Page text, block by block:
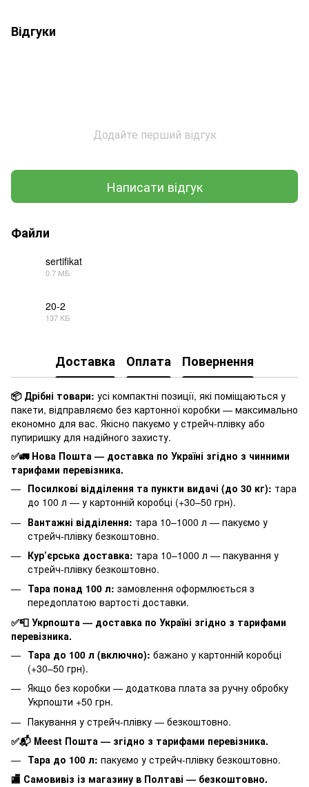
Відгуки
Додайте перший відгук
Написати відгук
Файли
sertifikat
0.7 МБ
20-2
137 КБ
Доставка Оплата Повернення
📦 Дрібні товари: усі компактні позиції, які поміщаються у
пакети, відправляємо без картонної коробки — максимально
економно для вас. Якісно пакуємо у стрейч-плівку або
пупиришку для надійного захисту.
✅🚛 Нова Пошта — доставка по Україні згідно з чинними
тарифами перевізника.
Посилкові відділення та пункти видачі (до 30 кг): тара
до 100 л — у картонній коробці (+30–50 грн).
Вантажні відділення: тара 10–1000 л — пакуємо у
стрейч-плівку безкоштовно.
Кур’єрська доставка: тара 10–1000 л — пакування у
стрейч-плівку безкоштовно.
Тара понад 100 л: замовлення оформлюється з
передоплатою вартості доставки.
✅📮 Укрпошта — доставка по Україні згідно з тарифами
перевізника.
Тара до 100 л (включно): бажано у картонній коробці
(+30–50 грн).
Якщо без коробки — додаткова плата за ручну обробку
Укрпошти +50 грн.
Пакування у стрейч-плівку — безкоштовно.
✅📬 Meest Пошта — згідно з тарифами перевізника.
Тара до 100 л: пакуємо у стрейч-плівку безкоштовно.
🏬 Самовивіз із магазину в Полтаві — безкоштовно.